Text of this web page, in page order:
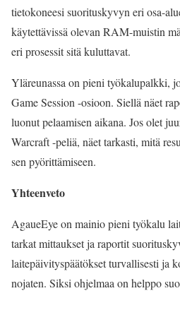
tietokoneesi suorituskyvyn eri osa-
käytettävissä olevan RAM-muistin
eri prosessit sitä kuluttavat.
Yläreunassa on pieni työkalupalkki,
Game Session -osioon. Siellä näet
luonut pelaamisen aikana. Jos olet
Warcraft -peliä, näet tarkasti, mitä
sen pyörittämiseen.
Yhteenveto
AgaueEye on mainio pieni työkalu
tarkat mittaukset ja raportit
laitepäivityspäätökset turvallisesti ja
nojaten. Siksi ohjelmaa on helppo